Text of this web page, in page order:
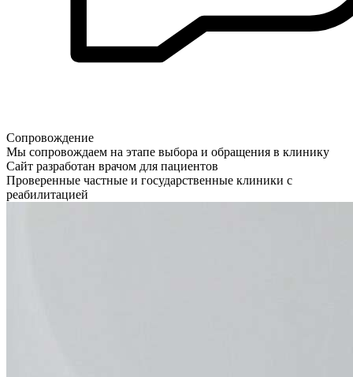
Сопровождение
Мы сопровождаем на этапе выбора и обращения в клинику
Сайт разработан врачом для пациентов
Проверенные частные и государственные клиники с
реабилитацией